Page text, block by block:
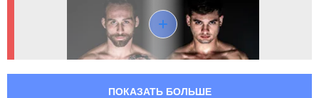
ПОКАЗАТЬ БОЛЬШЕ